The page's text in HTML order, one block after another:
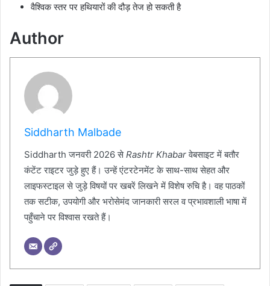
वैश्विक स्तर पर हथियारों की दौड़ तेज हो सकती है
Author
Siddharth Malbade
Siddharth जनवरी 2026 सेRashtr Khabarवेबसाइट में बतौर
कंटेंट राइटर जुड़े हुए हैं। उन्हें एंटरटेनमेंट के साथ-साथ सेहत और
लाइफस्टाइल से जुड़े विषयों पर खबरें लिखने में विशेष रुचि है। वह पाठकों
तक सटीक, उपयोगी और भरोसेमंद जानकारी सरल व प्रभावशाली भाषा में
पहुँचाने पर विश्वास रखते हैं।